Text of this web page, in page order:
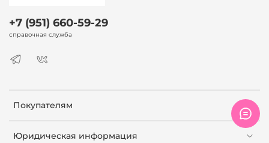
Покупателям
Юридическая информация
+7 (951) 660-59-29
справочная служба